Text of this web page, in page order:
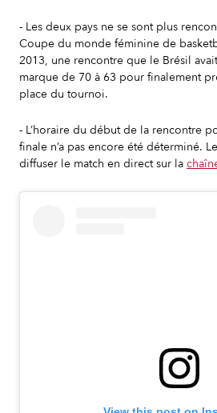
- Les deux pays ne se sont plus
Coupe du monde féminine de
2013, une rencontre que le Brésil
marque de 70 à 63 pour finalement
place du tournoi.
- L’horaire du début de la rencontre
finale n’a pas encore été déterminé.
diffuser le match en direct sur la